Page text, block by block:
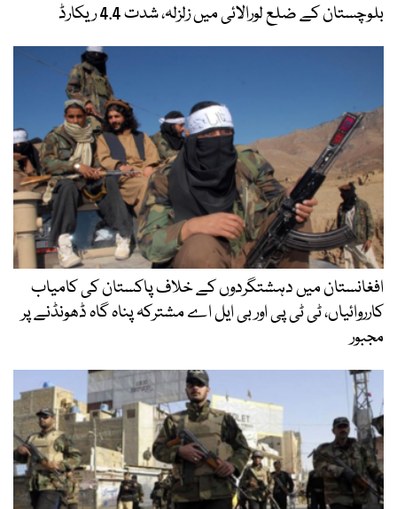
میں زلزلہ، شدت 4.4 ریکارڈ
دہشتگردوں کے خلاف پاکستان کی کامیاب
ٹی پی اور بی ایل اے مشترکہ پناہ گاہ ڈھونڈنے پر